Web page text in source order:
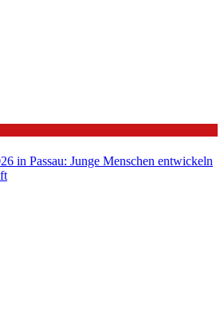
in Passau: Junge Menschen entwickeln